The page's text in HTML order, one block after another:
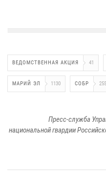
ВЕДОМСТВЕННАЯ АКЦИЯ 41
МАРИЙ ЭЛ 1130 СОБР 255
Пресс-служба
национальной гвардии